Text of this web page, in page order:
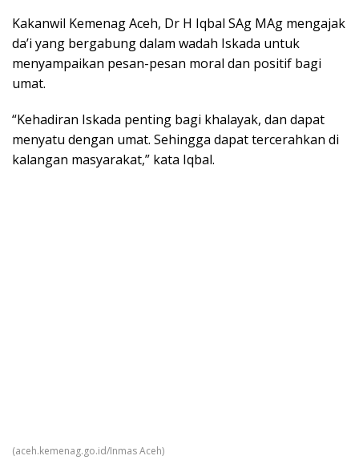
Kakanwil Kemenag Aceh, Dr H Iqbal SAg MAg mengajak
da’i yang bergabung dalam wadah Iskada untuk
menyampaikan pesan-pesan moral dan positif bagi
umat.
“Kehadiran Iskada penting bagi khalayak, dan dapat
menyatu dengan umat. Sehingga dapat tercerahkan di
kalangan masyarakat,” kata Iqbal.
(aceh.kemenag.go.id/Inmas Aceh)